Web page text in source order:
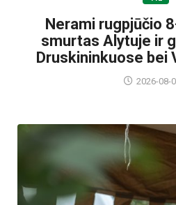
Nerami rugpjūčio
smurtas Alytuje ir
Druskininkuose bei
2026-08-